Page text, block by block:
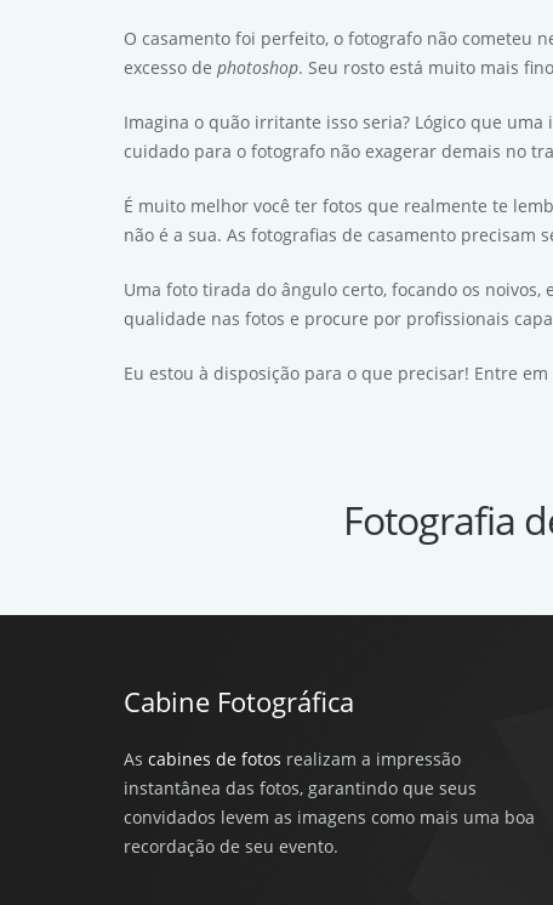
O casamento foi perfeito, o fotografo não cometeu
excesso de photoshop. Seu rosto está muito mais
Imagina o quão irritante isso seria? Lógico que
cuidado para o fotografo não exagerar demais no
É muito melhor você ter fotos que realmente te
não é a sua. As fotografias de casamento precisam
Uma foto tirada do ângulo certo, focando os
qualidade nas fotos e procure por profissionais
Eu estou à disposição para o que precisar! Entre
Fotografia
Cabine Fotográfica
As cabines de fotos realizam a impressão
instantânea das fotos, garantindo que seus
convidados levem as imagens como mais uma boa
recordação de seu evento.